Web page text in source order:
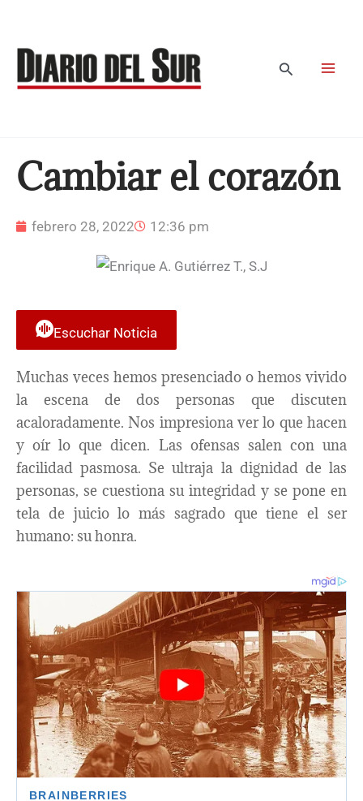
contenido
Buscar
Cambiar el corazón
febrero 28, 2022 12:36 pm
Escuchar Noticia
Muchas veces hemos presenciado o hemos vivido
la escena de dos personas que discuten
acaloradamente. Nos impresiona ver lo que hacen
y oír lo que dicen. Las ofensas salen con una
facilidad pasmosa. Se ultraja la dignidad de las
personas, se cuestiona su integridad y se pone en
tela de juicio lo más sagrado que tiene el ser
humano: su honra.